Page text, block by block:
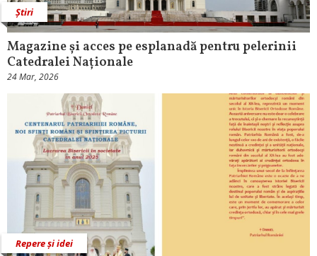
Știri
Magazine și acces pe esplanadă pentru pelerinii
Catedralei Naționale
24 Mar, 2026
Repere și idei